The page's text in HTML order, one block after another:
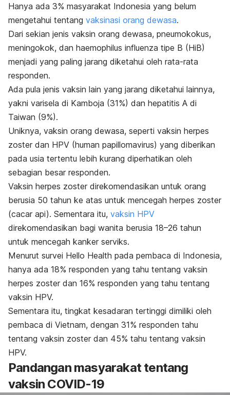
Hanya ada 3% masyarakat Indonesia yang belum
mengetahui tentang vaksinasi orang dewasa.
Dari sekian jenis vaksin orang dewasa, pneumokokus,
meningokok, dan haemophilus influenza tipe B (HiB)
menjadi yang paling jarang diketahui oleh rata-rata
responden.
Ada pula jenis vaksin lain yang jarang diketahui lainnya,
yakni varisela di Kamboja (31%) dan hepatitis A di
Taiwan (9%).
Uniknya, vaksin orang dewasa, seperti vaksin herpes
zoster dan HPV (human papillomavirus) yang diberikan
pada usia tertentu lebih kurang diperhatikan oleh
sebagian besar responden.
Vaksin herpes zoster direkomendasikan untuk orang
berusia 50 tahun ke atas untuk mencegah herpes zoster
(cacar api). Sementara itu, vaksin HPV
direkomendasikan bagi wanita berusia 18–26 tahun
untuk mencegah kanker serviks.
Menurut survei Hello Health pada pembaca di Indonesia,
hanya ada 18% responden yang tahu tentang vaksin
herpes zoster dan 16% responden yang tahu tentang
vaksin HPV.
Sementara itu, tingkat kesadaran tertinggi dimiliki oleh
pembaca di Vietnam, dengan 31% responden tahu
tentang vaksin zoster dan 45% tahu tentang vaksin
HPV.
Pandangan masyarakat tentang
vaksin COVID-19